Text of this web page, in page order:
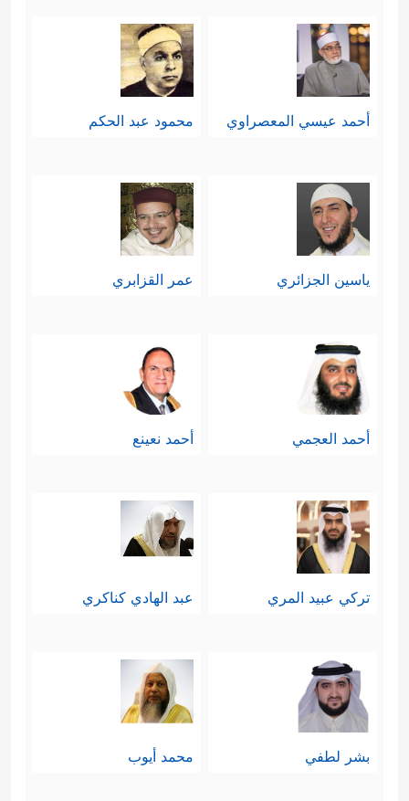
وهذا كلُّه على سبيل تنزيل المناظر
منزلة الناظر، وإلا فإن إبراهيم يعلَمُ أن
هذه الأجرام تأفل وتغيب قبل ذلك اليوم؛
لأنها من الظواهر المتكررة التي يراها
الصغير والكبير، ولا يدور في خلد عاقل
أن إبراهيم كان ينتظرها في ذلك اليوم
ليراها تأفل أم لا؟
كما أن السياق لا يقتضي أنه كان يناقش
مناقشة أهل الأصنام أبيه وقومه.
وإنَّما عرَّجَ على هذه الكواكب لحثِّ
هؤلاء على النظر خارج الدائرة الضيقة
يقول لهم: مَن أَولَى بالعبادة: هذه
الأحجار الصماء، أو تلك الكواكب
والنجوم الباهرة بكبرها وعلوِّها
الدائرة فقد نجح في تخليصهم من
الموروث، وفتح أذهانهم لمستوى آخر
من البحث والحوار.
أحمد عيسي المعصراوي محمود عبد الحكم
ياسين الجزائري عمر القزابري
أحمد العجمي أحمد نعينع
تركي عبيد المري عبد الهادي كناكري
بشر لطفي محمد أيوب